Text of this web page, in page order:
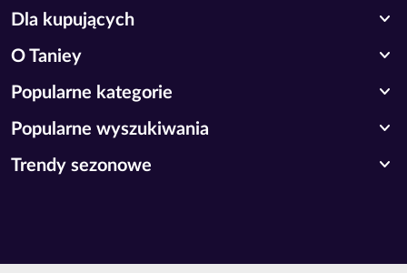
Dla kupujących expand_more
O Taniey expand_more
Popularne kategorie expand_more
Popularne wyszukiwania expand_more
Trendy sezonowe expand_more